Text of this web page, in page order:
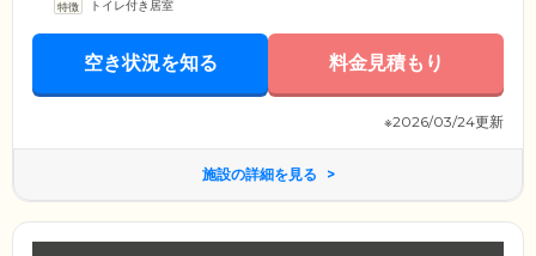
トイレ付き居室
空き状況を知る 料金見積もり
※2026/03/24更新
施設の詳細を見る